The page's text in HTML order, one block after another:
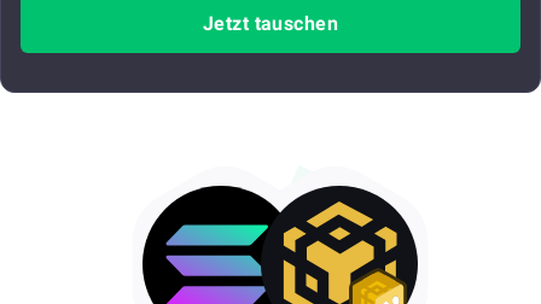
Jetzt tauschen